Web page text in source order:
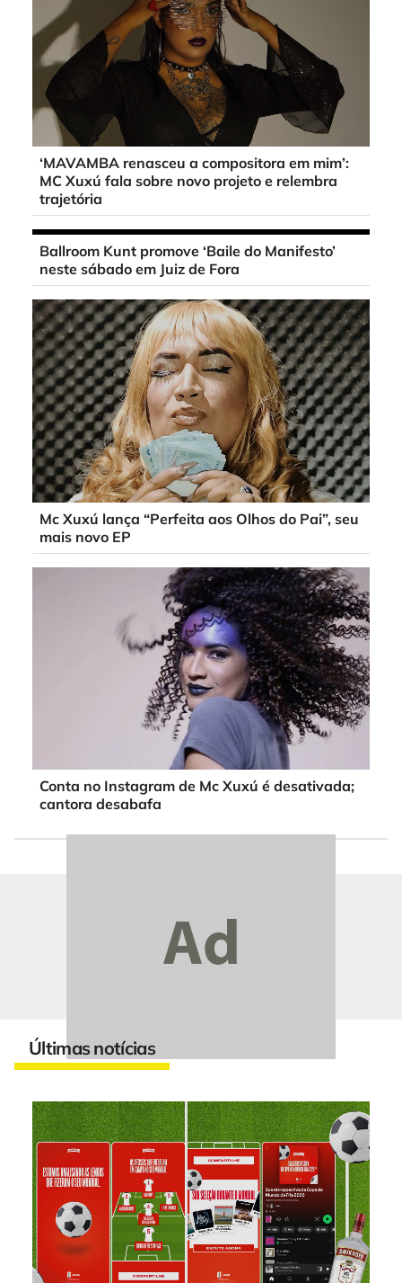
‘MAVAMBA renasceu a compositora em mim’:
MC Xuxú fala sobre novo projeto e relembra
trajetória
Ballroom Kunt promove ‘Baile do Manifesto’
neste sábado em Juiz de Fora
Mc Xuxú lança “Perfeita aos Olhos do Pai”, seu
mais novo EP
Conta no Instagram de Mc Xuxú é desativada;
cantora desabafa
Últimas notícias